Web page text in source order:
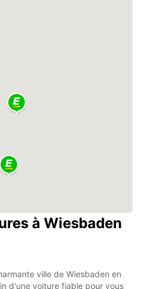
à Wiesbaden
ville de Wiesbaden en
d'une voiture fiable pour vous